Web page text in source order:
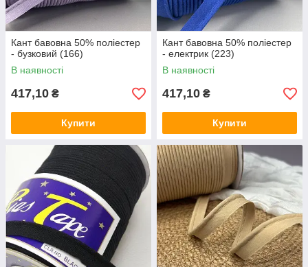
Кант бавовна 50% поліестер
- бузковий (166)
В наявності
417,10 ₴
Купити
Кант бавовна 50% поліестер
- електрик (223)
В наявності
417,10 ₴
Купити